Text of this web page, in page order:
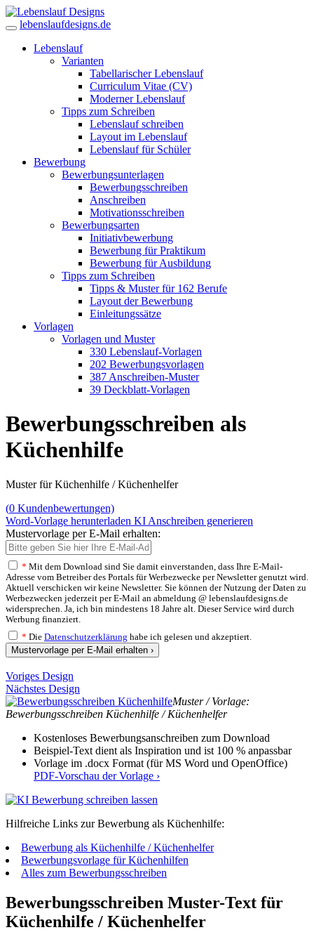
lebenslaufdesigns.de
Lebenslauf
Varianten
Tabellarischer Lebenslauf
Curriculum Vitae (CV)
Moderner Lebenslauf
Tipps zum Schreiben
Lebenslauf schreiben
Layout im Lebenslauf
Lebenslauf für Schüler
Bewerbung
Bewerbungsunterlagen
Bewerbungsschreiben
Anschreiben
Motivationsschreiben
Bewerbungsarten
Initiativbewerbung
Bewerbung für Praktikum
Bewerbung für Ausbildung
Tipps zum Schreiben
Tipps & Muster für 162 Berufe
Layout der Bewerbung
Einleitungssätze
Vorlagen
Vorlagen und Muster
330 Lebenslauf-Vorlagen
202 Bewerbungsvorlagen
387 Anschreiben-Muster
39 Deckblatt-Vorlagen
Bewerbungsschreiben als
Küchenhilfe
Muster für Küchenhilfe / Küchenhelfer
(0 Kundenbewertungen)
Word-Vorlage herunterladen KI Anschreiben generieren
Mustervorlage per E-Mail erhalten:
* Mit dem Download sind Sie damit einverstanden, dass Ihre E-Mail-
Adresse vom Betreiber des Portals für Werbezwecke per Newsletter genutzt wird.
Aktuell verschicken wir keine Newsletter. Sie können der Nutzung der Daten zu
Werbezwecken jederzeit per E-Mail an abmeldung @ lebenslaufdesigns.de
widersprechen. Ja, ich bin mindestens 18 Jahre alt. Dieser Service wird durch
Werbung finanziert.
* Die Datenschutzerklärung habe ich gelesen und akzeptiert.
Mustervorlage per E-Mail erhalten ›
Voriges Design
Nächstes Design
Muster / Vorlage:
Bewerbungsschreiben Küchenhilfe / Küchenhelfer
Kostenloses Bewerbungsanschreiben zum Download
Beispiel-Text dient als Inspiration und ist 100 % anpassbar
Vorlage im .docx Format (für MS Word und OpenOffice)
PDF-Vorschau der Vorlage ›
Hilfreiche Links zur Bewerbung als Küchenhilfe:
Bewerbung als Küchenhilfe / Küchenhelfer
Bewerbungsvorlage für Küchenhilfen
Alles zum Bewerbungsschreiben
Bewerbungsschreiben Muster-Text für
Küchenhilfe / Küchenhelfer